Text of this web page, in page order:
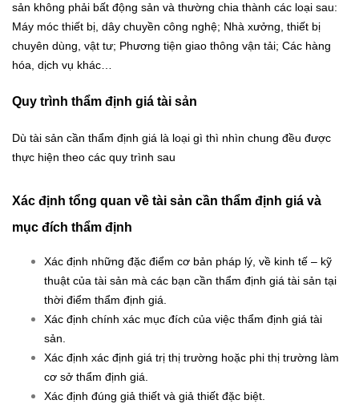
sản không phải bất động sản và thường chia thành các loại sau:
Máy móc thiết bị, dây chuyền công nghệ; Nhà xưởng, thiết bị
chuyên dùng, vật tư; Phương tiện giao thông vận tải; Các hàng
hóa, dịch vụ khác…
Quy trình thẩm định giá tài sản
Dù tài sản cần thẩm định giá là loại gì thì nhìn chung đều được
thực hiện theo các quy trình sau
Xác định tổng quan về tài sản cần thẩm định giá và
mục đích thẩm định
Xác định những đặc điểm cơ bản pháp lý, về kinh tế – kỹ
thuật của tài sản mà các bạn cần thẩm định giá tài sản tại
thời điểm thẩm định giá.
Xác định chính xác mục đích của việc thẩm định giá tài
sản.
Xác định xác định giá trị thị trường hoặc phi thị trường làm
cơ sở thẩm định giá.
Xác định đúng giả thiết và giả thiết đặc biệt.